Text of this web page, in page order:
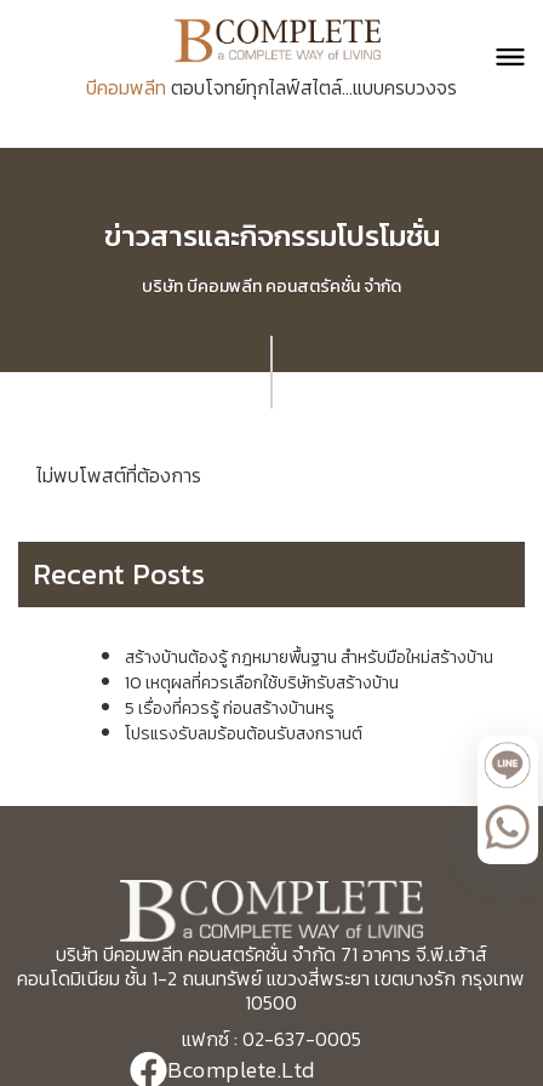
บีคอมพลีท ตอบโจทย์ทุกไลฟ์สไตล์...แบบครบวงจร
ข่าวสารและกิจกรรมโปรโมชั่น
บริษัท บีคอมพลีท คอนสตรัคชั่น จำกัด
ไม่พบโพสต์ที่ต้องการ
Recent Posts
สร้างบ้านต้องรู้ กฎหมายพื้นฐาน สำหรับมือใหม่สร้างบ้าน
10 เหตุผลที่ควรเลือกใช้บริษัทรับสร้างบ้าน
5 เรื่องที่ควรรู้ ก่อนสร้างบ้านหรู
โปรแรงรับลมร้อนต้อนรับสงกรานต์
บริษัท บีคอมพลีท คอนสตรัคชั่น จำกัด 71 อาคาร จี.พี.เฮ้าส์
คอนโดมิเนียม ชั้น 1-2 ถนนทรัพย์ แขวงสี่พระยา เขตบางรัก กรุงเทพ
10500
แฟกซ์ : 02-637-0005
Bcomplete.Ltd